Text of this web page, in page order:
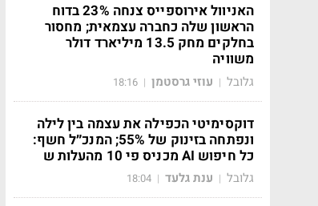
האניוול אירוספייס צנחה 23% בדוח
הראשון שלה כחברה עצמאית; מחסור
בחלקים מחק 13.5 מיליארד דולר
משוויה
גלובל | עוזי גרסטמן |
18:16
דוקסימיטי הכפילה את עצמה בין לילה
ונפתחה בזינוק של 55%; המנכ״ל חשף:
כל חיפוש AI מכניס פי 10 מהעלות ש
גלובל | ענת גלעד |
18:04